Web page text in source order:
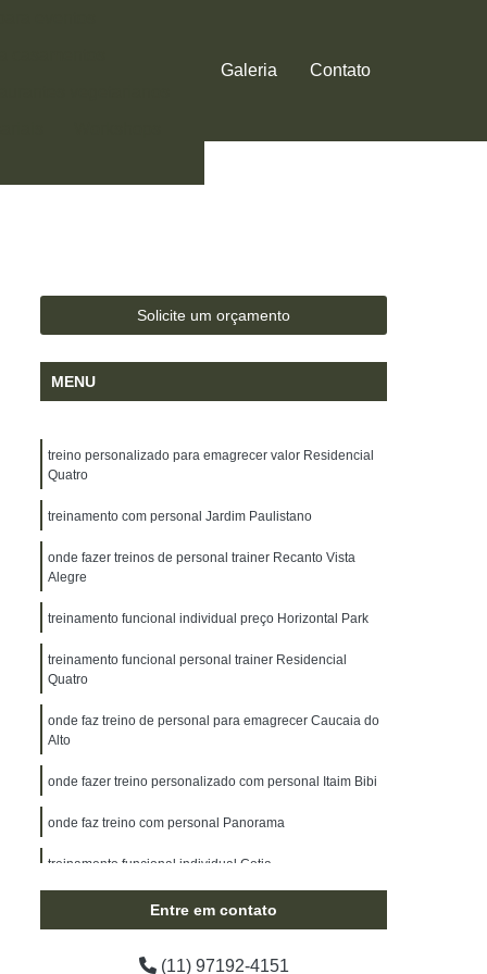
Galeria Contato
Solicite um orçamento
MENU
treino personalizado para emagrecer valor Residencial
Quatro
treinamento com personal Jardim Paulistano
onde fazer treinos de personal trainer Recanto Vista
Alegre
treinamento funcional individual preço Horizontal Park
treinamento funcional personal trainer Residencial
Quatro
onde faz treino de personal para emagrecer Caucaia do
Alto
onde fazer treino personalizado com personal Itaim Bibi
onde faz treino com personal Panorama
treinamento funcional individual Cotia
onde faz treino personal trainer Jardim da Glória
Entre em contato
(11) 97192-4151